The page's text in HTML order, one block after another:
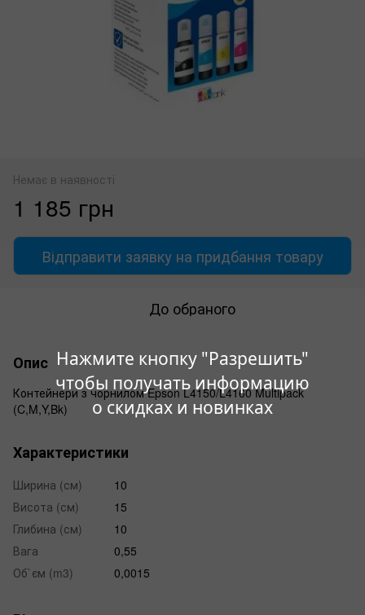
Нажмите кнопку "Разрешить"
чтобы получать информацию
о скидках и новинках
Немає в наявності
1 185 грн
Відправити заявку на придбання товару
До обраного
Опис
Контейнери з чорнилом Epson L4150/L4160 Multipack
(C,M,Y,Bk)
Характеристики
Ширина (см)
10
Висота (см)
15
Глибина (см)
10
Вага
0,55
Об`єм (m3)
0,0015